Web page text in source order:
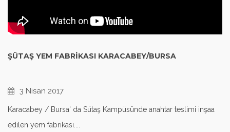
ŞÜTAŞ YEM FABRIKASI KARACABEY/BURSA
3 Nisan 2017
Karacabey / Bursa' da Sütaş Kampüsünde anahtar teslimi inşaa
edilen yem fabrikası....